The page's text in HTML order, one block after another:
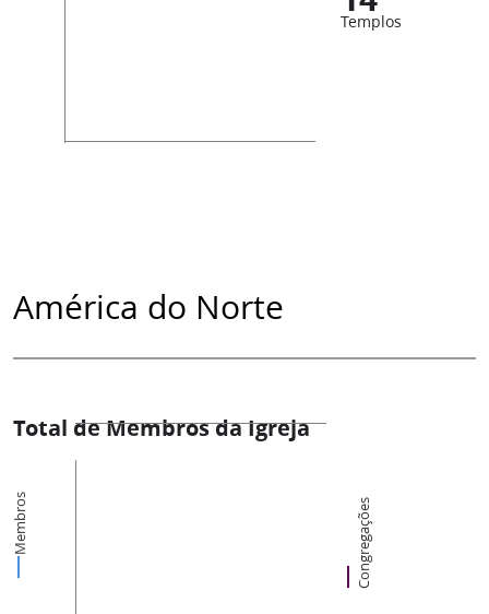
Templos
América do Norte
Total de Membros da Igreja
Membros Congregações